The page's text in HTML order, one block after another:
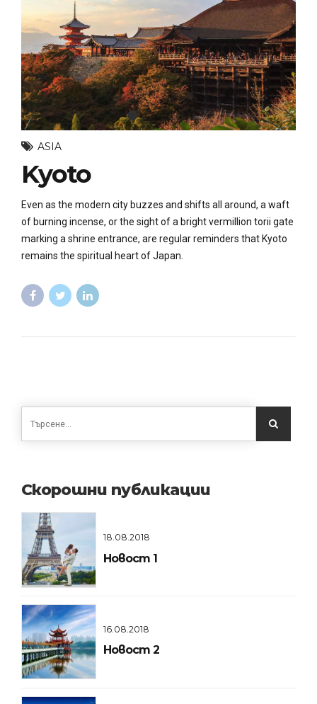
ASIA
Kyoto
Even as the modern city buzzes and shifts all around, a waft
of burning incense, or the sight of a bright vermillion torii gate
marking a shrine entrance, are regular reminders that Kyoto
remains the spiritual heart of Japan.
Скорошни публикации
18.08.2018
Новост 1
16.08.2018
Новост 2